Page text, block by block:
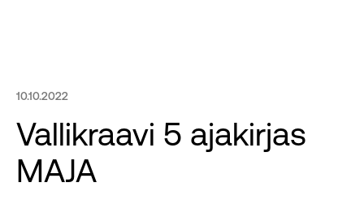
Ärikinnisvara
Elamukinnisvara
Pakkumised
10.10.2022
Vallikraavi 5 ajakirjas
MAJA